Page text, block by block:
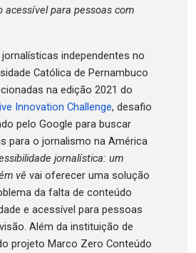
acessível para pessoas com
independentes no
Católica de Pernambuco
na edição 2021 do
Innovation Challenge, desafio
pelo Google para buscar
para o jornalismo na América
jornalística: um
vê vai oferecer uma solução
da falta de conteúdo
e acessível para pessoas
Além da instituição de
projeto Marco Zero Conteúdo